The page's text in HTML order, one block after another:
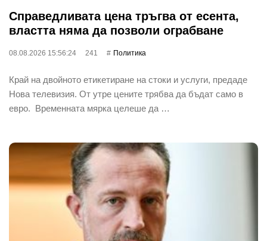
Справедливата цена тръгва от есента,
властта няма да позволи ограбване
08.08.2026 15:56:24 241 Политика
Край на двойното етикетиране на стоки и услуги, предаде
Нова телевизия. От утре цените трябва да бъдат само в
евро. Временната мярка целеше да …